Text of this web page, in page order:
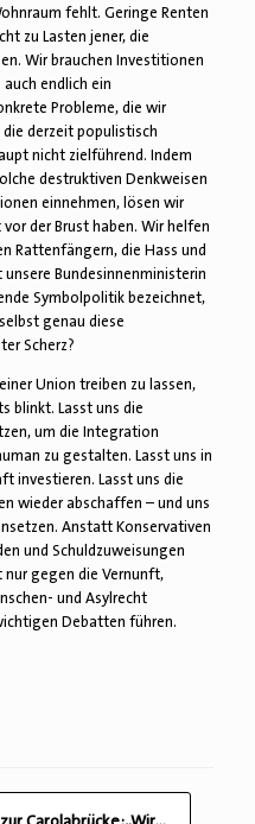
fehlt. Geringe Renten
zu Lasten jener, die
Wir brauchen Investitionen
endlich ein
Probleme, die wir
derzeit populistisch
nicht zielführend. Indem
destruktiven Denkweisen
einnehmen, lösen wir
der Brust haben. Wir helfen
Rattenfängern, die Hass und
Bundesinnenministerin
Symbolpolitik bezeichnet,
genau diese
Scherz?
Union treiben zu lassen,
blinkt. Lasst uns die
um die Integration
zu gestalten. Lasst uns in
investieren. Lasst uns die
wieder abschaffen – und uns
Anstatt Konservativen
und Schuldzuweisungen
gegen die Vernunft,
und Asylrecht
Debatten führen.